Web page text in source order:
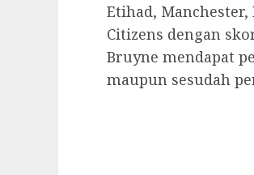
Etihad, Manchester,
Citizens dengan
Bruyne mendapat
maupun sesudah